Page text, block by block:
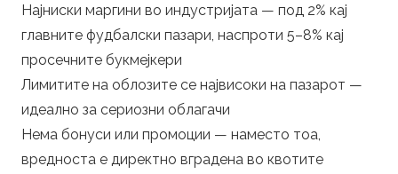
Најниски маргини во индустријата — под 2% кај
главните фудбалски пазари, наспроти 5–8% кај
просечните букмејкери
Лимитите на облозите се највисоки на пазарот —
идеално за сериозни облагачи
Нема бонуси или промоции — наместо тоа,
вредноста е директно вградена во квотите